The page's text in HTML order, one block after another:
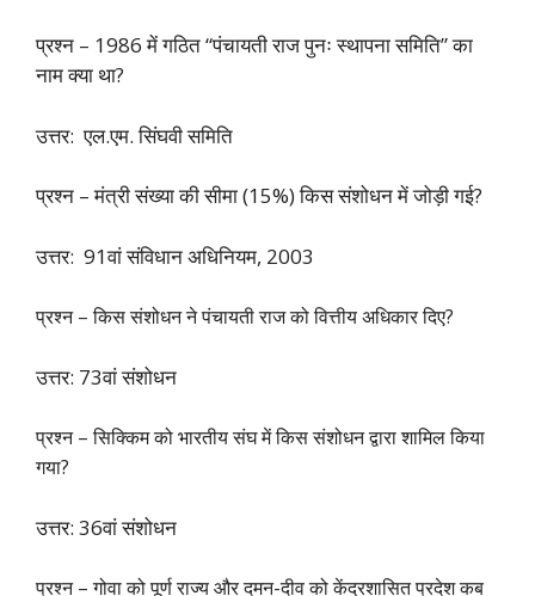
प्रश्न – 1986 में गठित “पंचायती राज पुनः स्थापना समिति” का
नाम क्या था?
उत्तर: एल.एम. सिंघवी समिति
प्रश्न – मंत्री संख्या की सीमा (15%) किस संशोधन में जोड़ी गई?
उत्तर: 91वां संविधान अधिनियम, 2003
प्रश्न – किस संशोधन ने पंचायती राज को वित्तीय अधिकार दिए?
उत्तर: 73वां संशोधन
प्रश्न – सिक्किम को भारतीय संघ में किस संशोधन द्वारा शामिल किया
गया?
उत्तर: 36वां संशोधन
प्रश्न – गोवा को पूर्ण राज्य और दमन-दीव को केंद्रशासित प्रदेश कब